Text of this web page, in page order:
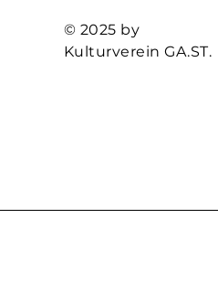
© 2025 by
Kulturverein GA.ST.